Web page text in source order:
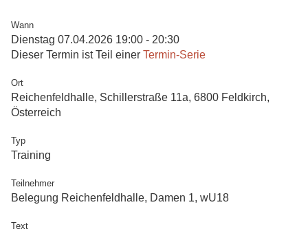
Wann
Dienstag 07.04.2026 19:00 - 20:30
Dieser Termin ist Teil einer Termin-Serie
Ort
Reichenfeldhalle, Schillerstraße 11a, 6800 Feldkirch,
Österreich
Typ
Training
Teilnehmer
Belegung Reichenfeldhalle, Damen 1, wU18
Text